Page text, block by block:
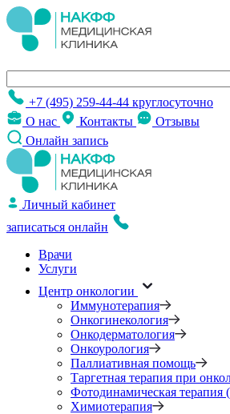
+7 (495) 259-44-44 круглосуточно
О нас
Контакты
Отзывы
Онлайн запись
Личный кабинет
записаться онлайн
Врачи
Услуги
Центр онкологии
Иммунотерапия
Онкогинекология
Онкодерматология
Онкоурология
Паллиативная помощь
Таргетная терапия при
Фотодинамическая
Химиотерапия